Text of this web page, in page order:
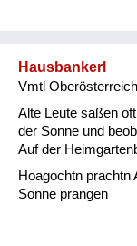
Hausbankerl
Vmtl
Alte Leute saßen
der Sonne und
Auf der
Hoagochtn prachtn
Sonne prangen